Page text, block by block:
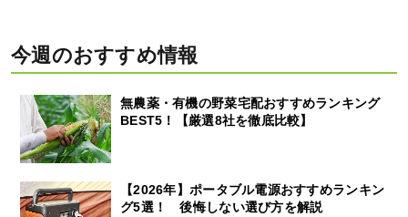
今週のおすすめ情報
無農薬・有機の野菜宅配おすすめランキング
BEST5！【厳選8社を徹底比較】
【2026年】ポータブル電源おすすめランキン
グ5選！ 後悔しない選び方を解説